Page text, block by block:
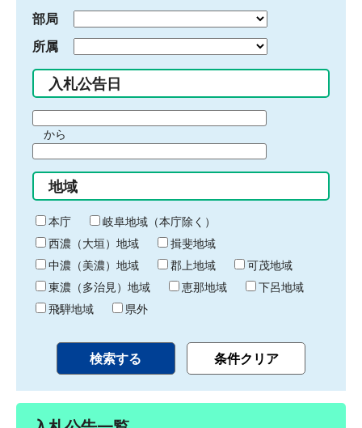
部局
所属
入札公告日
間
始
り
から
間
終
わ
り
地域
本庁
岐阜地域（本庁除く）
西濃（大垣）地域
揖斐地域
中濃（美濃）地域
郡上地域
可茂地域
東濃（多治見）地域
恵那地域
下呂地域
飛騨地域
県外